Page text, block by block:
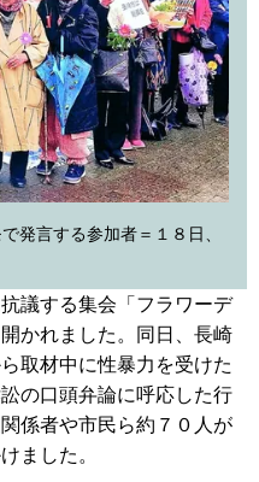
発言する参加者＝１８日、
議する集会「フラワーデ
かれました。同日、長崎
取材中に性暴力を受けた
の口頭弁論に呼応した行
係者や市民ら約７０人が
ました。